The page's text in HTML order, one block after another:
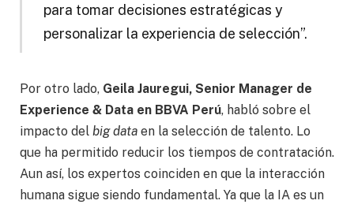
para tomar decisiones estratégicas y
personalizar la experiencia de selección”.
Por otro lado, Geila Jauregui, Senior Manager de
Experience & Data en BBVA Perú, habló sobre el
impacto del big data en la selección de talento. Lo
que ha permitido reducir los tiempos de contratación.
Aun así, los expertos coinciden en que la interacción
humana sigue siendo fundamental. Ya que la IA es un